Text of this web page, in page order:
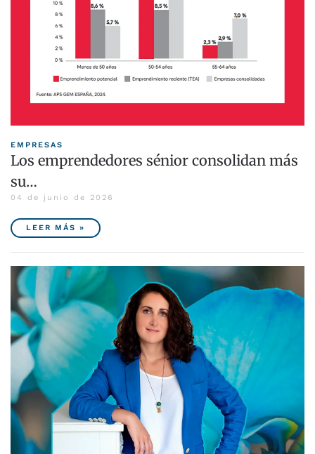
EMPRESAS
Los emprendedores sénior consolidan más
su…
04 de junio de 2026
LEER MÁS »